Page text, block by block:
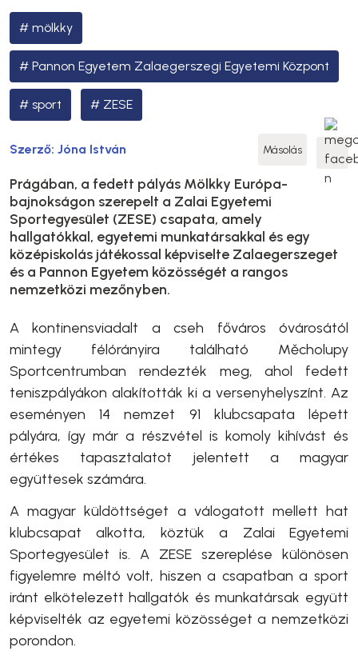
mölkky
Pannon Egyetem Zalaegerszegi Egyetemi Központ
sport ZESE
Szerző: Jóna István Másolás
Prágában, a fedett pályás Mölkky Európa-
bajnokságon szerepelt a Zalai Egyetemi
Sportegyesület (ZESE) csapata, amely
hallgatókkal, egyetemi munkatársakkal és egy
középiskolás játékossal képviselte Zalaegerszeget
és a Pannon Egyetem közösségét a rangos
nemzetközi mezőnyben.
A kontinensviadalt a cseh főváros óvárosától
mintegy félórányira található Měcholupy
Sportcentrumban rendezték meg, ahol fedett
teniszpályákon alakították ki a versenyhelyszínt. Az
eseményen 14 nemzet 91 klubcsapata lépett
pályára, így már a részvétel is komoly kihívást és
értékes tapasztalatot jelentett a magyar
együttesek számára.
A magyar küldöttséget a válogatott mellett hat
klubcsapat alkotta, köztük a Zalai Egyetemi
Sportegyesület is. A ZESE szereplése különösen
figyelemre méltó volt, hiszen a csapatban a sport
iránt elkötelezett hallgatók és munkatársak együtt
képviselték az egyetemi közösséget a nemzetközi
porondon.